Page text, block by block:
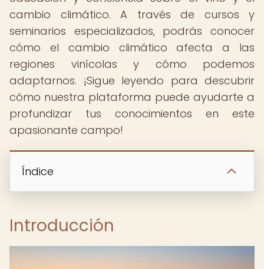
cambio climático. A través de cursos y
seminarios especializados, podrás conocer
cómo el cambio climático afecta a las
regiones vinícolas y cómo podemos
adaptarnos. ¡Sigue leyendo para descubrir
cómo nuestra plataforma puede ayudarte a
profundizar tus conocimientos en este
apasionante campo!
Índice
Introducción